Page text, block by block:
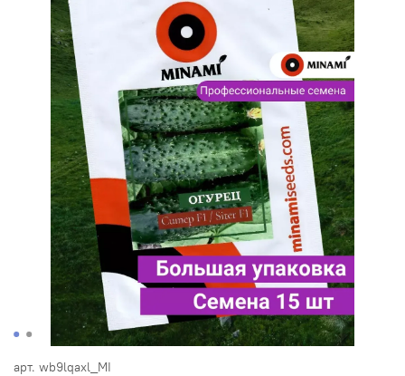
арт. wb9lqaxl_MI